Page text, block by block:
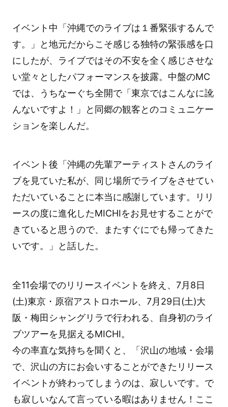
イベント中「沖縄でのライブは１番緊張するんで
す。」と地元だからこそ感じる独特の緊張感を口
にしたが、ライブではその不安を全く感じさせな
い堂々としたパフォーマンスを披露。中盤のMC
では、うちなーぐち全開で「東京ではこんなに訛
んないですよ！」と同郷の観客とのコミュニケー
ションを楽しんだ。
イベント後「沖縄の先輩アーティストさんのライ
ブを見ていた私が、同じ場所でライブをさせてい
ただいていることに本当に感謝しています。リリ
ースの度に進化したMICHIをお見せすることがで
きていると思うので、またすぐにでも帰ってきた
いです。」と話した。
全11会場でのリリースイベントを終え、7月8日
(土)東京・原宿アストロホール、7月29日(土)大
阪・梅田シャングリラで行われる、自身初のライ
ブツアーを見据えるMICHI。
今の率直な気持ちを聞くと、「沢山の地域・会場
で、沢山の方にお会いすることができたリリース
イベントが終わってしまうのは、寂しいです。で
も寂しいなんて言っている暇はありません！ここ